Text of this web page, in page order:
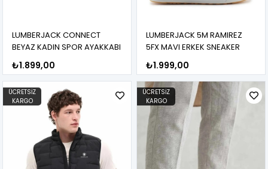
LUMBERJACK CONNECT
BEYAZ KADIN SPOR AYAKKABI
₺1.899,00
LUMBERJACK 5M RAMIREZ
5FX MAVI ERKEK SNEAKER
₺1.999,00
ÜCRETSIZ
KARGO
ÜCRETSIZ
KARGO